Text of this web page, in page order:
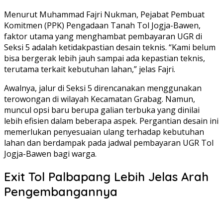
Menurut Muhammad Fajri Nukman, Pejabat Pembuat
Komitmen (PPK) Pengadaan Tanah Tol Jogja-Bawen,
faktor utama yang menghambat pembayaran UGR di
Seksi 5 adalah ketidakpastian desain teknis. “Kami belum
bisa bergerak lebih jauh sampai ada kepastian teknis,
terutama terkait kebutuhan lahan,” jelas Fajri.
Awalnya, jalur di Seksi 5 direncanakan menggunakan
terowongan di wilayah Kecamatan Grabag. Namun,
muncul opsi baru berupa galian terbuka yang dinilai
lebih efisien dalam beberapa aspek. Pergantian desain ini
memerlukan penyesuaian ulang terhadap kebutuhan
lahan dan berdampak pada jadwal pembayaran UGR Tol
Jogja-Bawen bagi warga.
Exit Tol Palbapang Lebih Jelas Arah
Pengembangannya